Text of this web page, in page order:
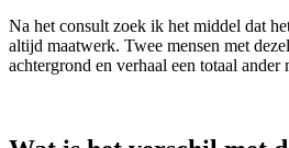
Na het consult zoek ik het middel dat
altijd maatwerk. Twee mensen met
achtergrond en verhaal een totaal